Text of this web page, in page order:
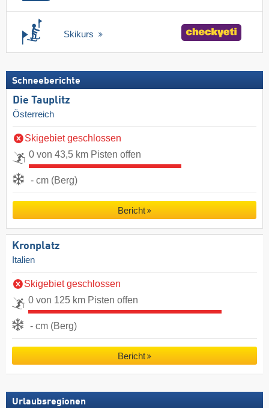
Skikurs
Schneeberichte
Die Tauplitz
Österreich
Skigebiet geschlossen
0 von 43,5 km Pisten offen
- cm (Berg)
Bericht
Kronplatz
Italien
Skigebiet geschlossen
0 von 125 km Pisten offen
- cm (Berg)
Bericht
Urlaubsregionen